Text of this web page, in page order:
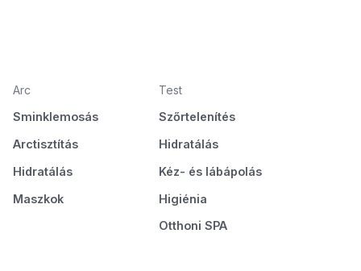
Arc
Sminklemosás
Arctisztítás
Hidratálás
Maszkok
Test
Szőrtelenítés
Hidratálás
Kéz- és lábápolás
Higiénia
Otthoni SPA